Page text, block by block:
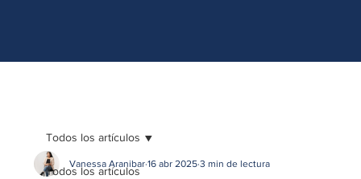
Todos los artículos
Todos los artículos
Vanessa Aranibar 16 abr 2025 3 min de lectura